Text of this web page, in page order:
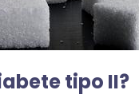
tipo II?